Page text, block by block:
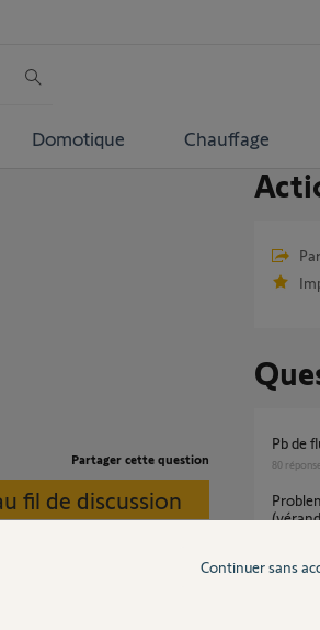
Domotique Chauffage
Partager cette question
fil de discussion
panne.
Pb
80
Probleme de découverte volets roulants
Continuer sans